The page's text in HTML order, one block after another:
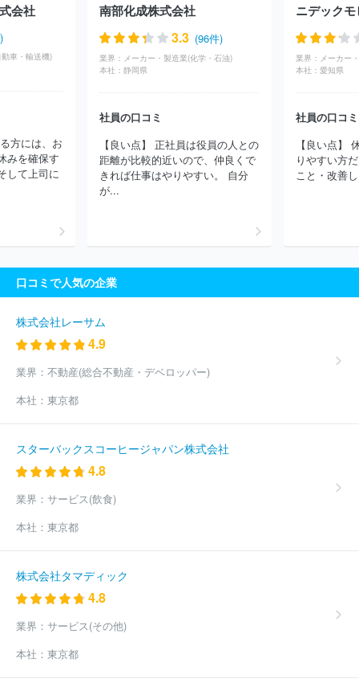
ひめ中央農業協同組合
福岡市東部農業協同組合
徳島県信用農業
紀北信用金庫
大阪府信用農業協同組合連合会
（JAバンク大阪信連）
岩手県信用農業協同組合連合会 木曽農業協同組合
み
はばたき信用組合 愛知東農業協同組合
鹿児島信用金庫
同組合連合会
ほか(678件)
会社
車・輸送機)
方には、お
みを確保す
して上司に
南部化成株式会社
3.3 (96件)
業界： メーカー・製造業(化学・石油)
本社： 静岡県
社員の口コミ
【良い点】 正社員は役員の人との
距離が比較的近いので、仲良くで
きれば仕事はやりやすい。 自分
が...
ニデック
業界： メーカー
本社： 愛知県
社員の口コミ
【良い点】
りやすい方
こと・改善
口コミで人気の企業
株式会社レーサム
4.9
業界： 不動産(総合不動産・デベロッパー)
本社： 東京都
スターバックスコーヒージャパン株式会社
4.8
業界： サービス(飲食)
本社： 東京都
株式会社タマディック
4.8
業界： サービス(その他)
本社： 東京都